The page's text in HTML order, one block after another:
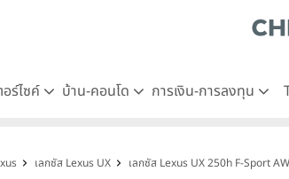
ร์ไซค์ บ้าน-คอนโด การเงิน-การลงทุน
เลกซัส Lexus UX เลกซัส Lexus UX 250h F-Sport